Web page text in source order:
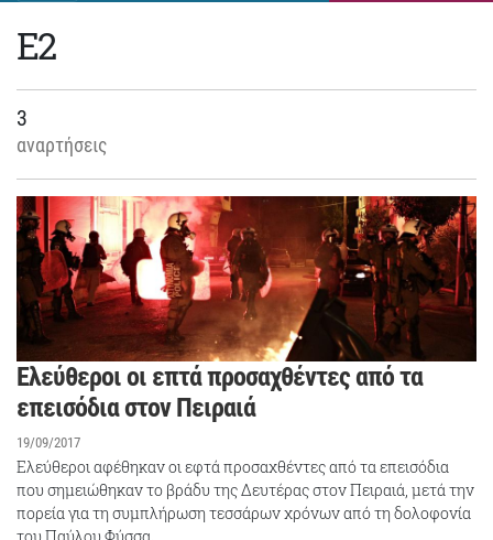
Ε2
3
αναρτήσεις
Ελεύθεροι οι επτά προσαχθέντες από τα
επεισόδια στον Πειραιά
19/09/2017
Ελεύθεροι αφέθηκαν οι εφτά προσαχθέντες από τα επεισόδια
που σημειώθηκαν το βράδυ της Δευτέρας στον Πειραιά, μετά την
πορεία για τη συμπλήρωση τεσσάρων χρόνων από τη δολοφονία